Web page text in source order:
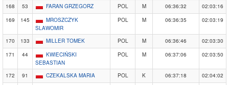
168
53 FARAN GRZEGORZ POL M 06:36:32
02:03:16
169
145
MROSZCZYK
SLAWOMIR
POL M 06:36:35 02:03:19
170 133 MILLER TOMEK POL M 06:36:46
02:03:30
171
44
KWIECIŃSKI
SEBASTIAN
POL M 06:37:06 02:03:50
172 91 CZEKALSKA MARIA POL K 06:37:18
02:04:02